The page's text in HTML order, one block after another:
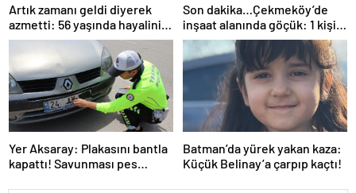
Artık zamanı geldi diyerek
azmetti: 56 yaşında hayalini
kurduğu ehliyete kavuştu
Son dakika…Çekmeköy’de
inşaat alanında göçük: 1 kişi
hayatını kaybetti
Yer Aksaray: Plakasını bantla
kapattı! Savunması pes
Batman’da yürek yakan kaza:
Küçük Belinay’a çarpıp kaçtı!